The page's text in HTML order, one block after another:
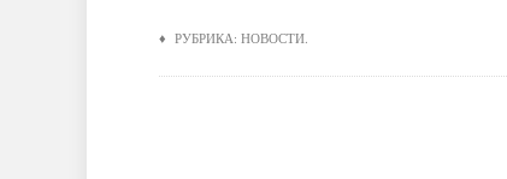
♦ РУБРИКА: НОВОСТИ.